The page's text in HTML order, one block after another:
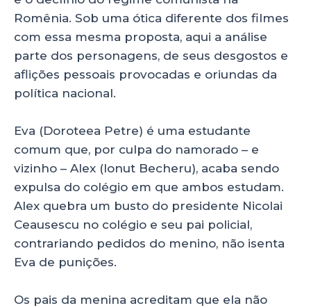
p
o
k
Romênia. Sob uma ótica diferente dos filmes
com essa mesma proposta, aqui a análise
parte dos personagens, de seus desgostos e
aflições pessoais provocadas e oriundas da
política nacional.
Eva (Doroteea Petre) é uma estudante
comum que, por culpa do namorado – e
vizinho – Alex (Ionut Becheru), acaba sendo
expulsa do colégio em que ambos estudam.
Alex quebra um busto do presidente Nicolai
Ceausescu no colégio e seu pai policial,
contrariando pedidos do menino, não isenta
Eva de punições.
Os pais da menina acreditam que ela não